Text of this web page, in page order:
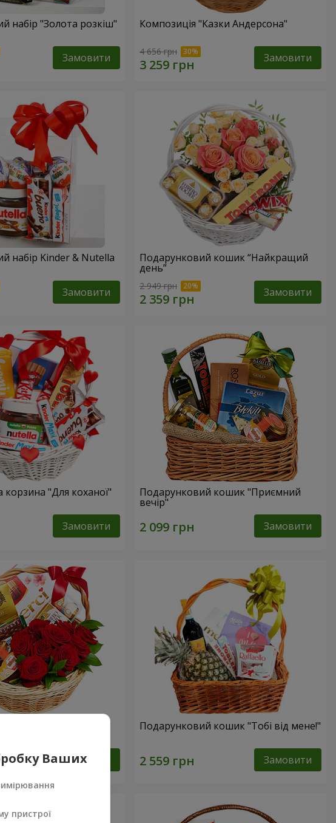
набір "Золота розкіш"
Замовити
Композиція "Казки Андерсона"
4 656 грн Замовити
набір Kinder & Nutella
Замовити
Подарунковий кошик “Найкращий
день”
2 949 грн Замовити
"Для коханої"
Замовити
Подарунковий кошик "Приємний
вечір"
Замовити
Замовити
Подарунковий кошик "Тобі від мене!"
Замовити
Ваших
пристрої